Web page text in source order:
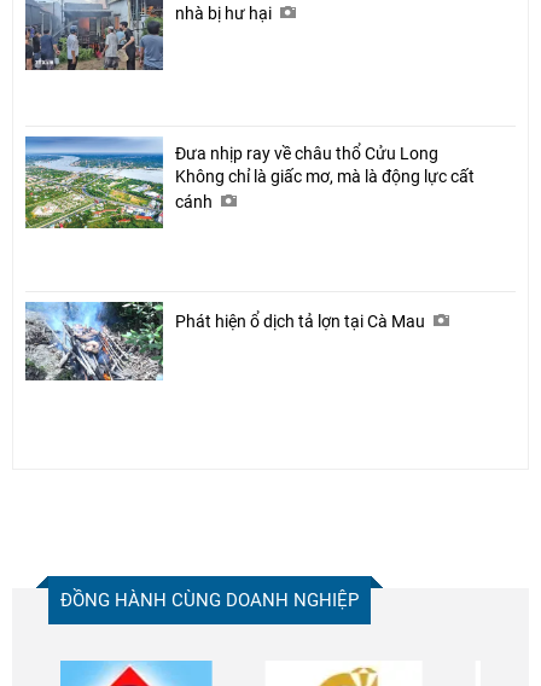
nhà bị hư hại
Đưa nhịp ray về châu thổ Cửu Long
Không chỉ là giấc mơ, mà là động lực cất
cánh
Phát hiện ổ dịch tả lợn tại Cà Mau
ĐỒNG HÀNH CÙNG DOANH NGHIỆP